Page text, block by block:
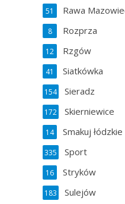
Rawa
51
Rozprza
8
Rzgów
12
Siatkówka
41
Sieradz
154
Skierniewice
172
Smakuj łódzkie
14
Sport
335
Stryków
16
Sulejów
183